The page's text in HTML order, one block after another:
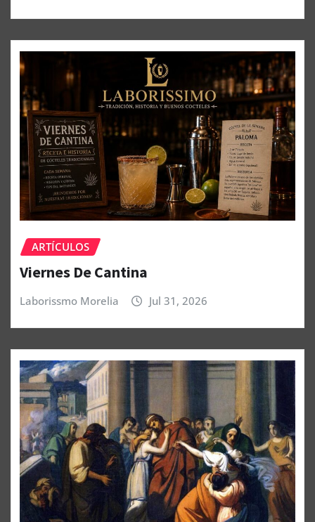
ARTÍCULOS
Viernes De Cantina
Laborissmo Morelia Jul 31, 2026